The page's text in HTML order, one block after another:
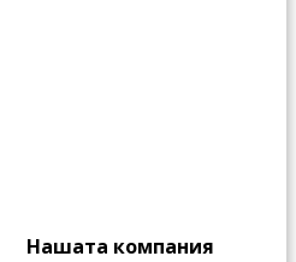
Нашата компания